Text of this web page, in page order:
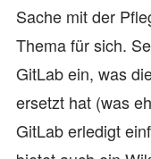
Sache mit der
Thema für sich.
GitLab ein, was
ersetzt hat (was
GitLab erledigt